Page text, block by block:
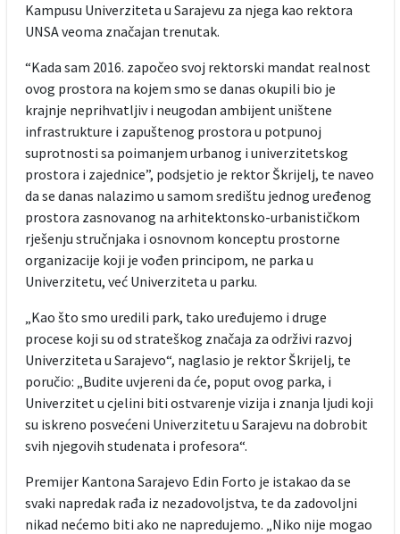
Kampusu Univerziteta u Sarajevu za njega kao rektora
UNSA veoma značajan trenutak.
“Kada sam 2016. započeo svoj rektorski mandat realnost
ovog prostora na kojem smo se danas okupili bio je
krajnje neprihvatljiv i neugodan ambijent uništene
infrastrukture i zapuštenog prostora u potpunoj
suprotnosti sa poimanjem urbanog i univerzitetskog
prostora i zajednice”, podsjetio je rektor Škrijelj, te naveo
da se danas nalazimo u samom središtu jednog uređenog
prostora zasnovanog na arhitektonsko-urbanističkom
rješenju stručnjaka i osnovnom konceptu prostorne
organizacije koji je vođen principom, ne parka u
Univerzitetu, već Univerziteta u parku.
„Kao što smo uredili park, tako uređujemo i druge
procese koji su od strateškog značaja za održivi razvoj
Univerziteta u Sarajevo“, naglasio je rektor Škrijelj, te
poručio: „Budite uvjereni da će, poput ovog parka, i
Univerzitet u cjelini biti ostvarenje vizija i znanja ljudi koji
su iskreno posvećeni Univerzitetu u Sarajevu na dobrobit
svih njegovih studenata i profesora“.
Premijer Kantona Sarajevo Edin Forto je istakao da se
svaki napredak rađa iz nezadovoljstva, te da zadovoljni
nikad nećemo biti ako ne napredujemo. „Niko nije mogao